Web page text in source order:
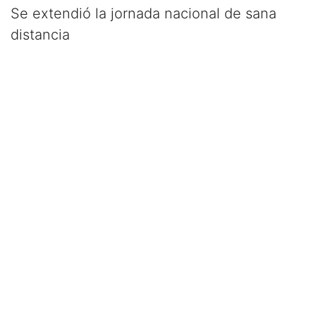
Se extendió la jornada nacional de sana
distancia